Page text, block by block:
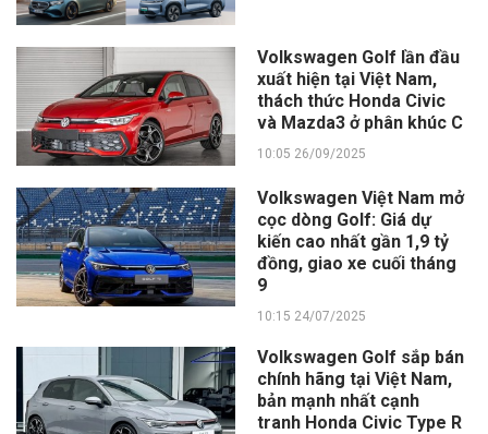
Volkswagen Golf lần đầu
xuất hiện tại Việt Nam,
thách thức Honda Civic
và Mazda3 ở phân khúc C
10:05 26/09/2025
Volkswagen Việt Nam mở
cọc dòng Golf: Giá dự
kiến cao nhất gần 1,9 tỷ
đồng, giao xe cuối tháng
9
10:15 24/07/2025
Volkswagen Golf sắp bán
chính hãng tại Việt Nam,
bản mạnh nhất cạnh
tranh Honda Civic Type R